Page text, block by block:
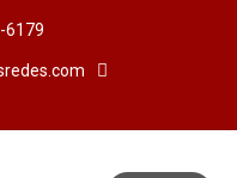
6179
